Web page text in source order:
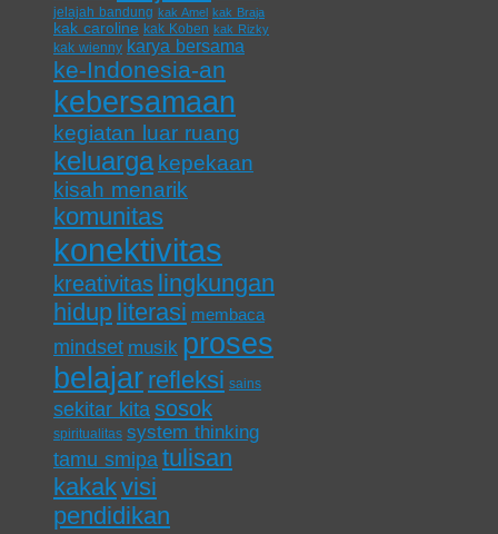
jelajah bandung kak Amel kak Braja
kak caroline kak Koben kak Rizky
kak wienny karya bersama
ke-Indonesia-an
kebersamaan
kegiatan luar ruang
keluarga kepekaan
kisah menarik
komunitas
konektivitas
kreativitas lingkungan
hidup literasi membaca
mindset musik proses
belajar refleksi sains
sekitar kitasosok
spiritualitas system thinking
tamu smipa tulisan
kakakvisi
pendidikan